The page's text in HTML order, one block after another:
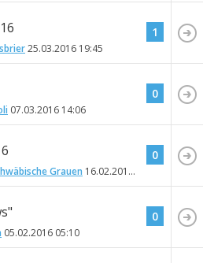
25.03.2016 19:45
1
07.03.2016 14:06
0
Grauen 16.02.2016
0
05.02.2016 05:10
0